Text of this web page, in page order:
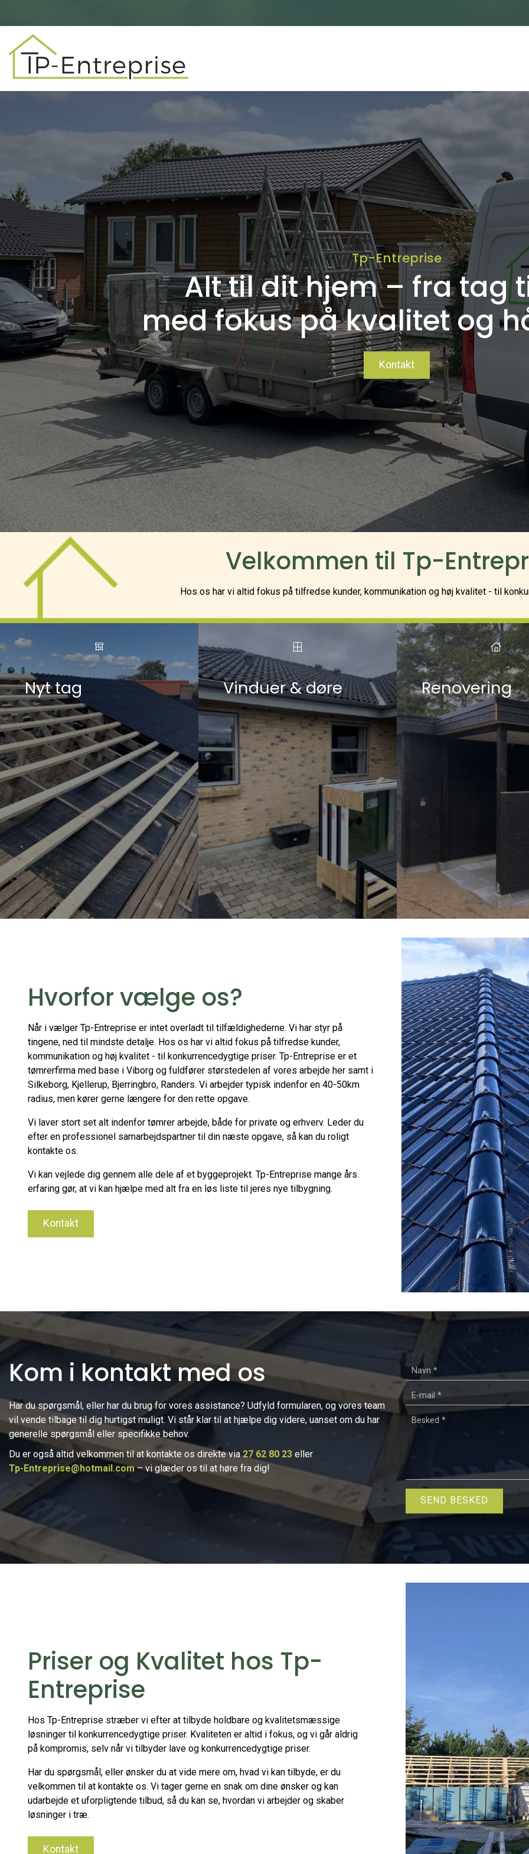
hovedindhold
Tp-Entreprise
Alt til dit hjem – fra tag
med fokus på kvalitet og
Kontakt
Velkommen til Tp-
Hos os har vi altid fokus på tilfredse kunder, kommunikation og høj kvalitet - til
Nyt tag Vinduer & døre Renovering
Hvorfor vælge os?
Når i vælger Tp-Entreprise er intet overladt til tilfældighederne. Vi har styr på
tingene, ned til mindste detalje. Hos os har vi altid fokus på tilfredse kunder,
kommunikation og høj kvalitet - til konkurrencedygtige priser. Tp-Entreprise er et
tømrerfirma med base i Viborg og fuldfører størstedelen af vores arbejde her samt i
Silkeborg, Kjellerup, Bjerringbro, Randers. Vi arbejder typisk indenfor en 40-50km
radius, men kører gerne længere for den rette opgave.
Vi laver stort set alt indenfor tømrer arbejde, både for private og erhverv. Leder du
efter en professionel samarbejdspartner til din næste opgave, så kan du roligt
kontakte os.
Vi kan vejlede dig gennem alle dele af et byggeprojekt. Tp-Entreprise mange års
erfaring gør, at vi kan hjælpe med alt fra en løs liste til jeres nye tilbygning.
Kontakt
Kom i kontakt med os
Har du spørgsmål, eller har du brug for vores assistance? Udfyld formularen, og vores team
vil vende tilbage til dig hurtigst muligt. Vi står klar til at hjælpe dig videre, uanset om du har
generelle spørgsmål eller specifikke behov.
Du er også altid velkommen til at kontakte os direkte via27 62 80 23 eller
Tp-Entreprise@hotmail.com– vi glæder os til at høre fra dig!
Priser og Kvalitet hos Tp-
Entreprise
Hos Tp-Entreprise stræber vi efter at tilbyde holdbare og kvalitetsmæssige
løsninger til konkurrencedygtige priser. Kvaliteten er altid i fokus, og vi går aldrig
på kompromis, selv når vi tilbyder lave og konkurrencedygtige priser.
Har du spørgsmål, eller ønsker du at vide mere om, hvad vi kan tilbyde, er du
velkommen til at kontakte os. Vi tager gerne en snak om dine ønsker og kan
udarbejde et uforpligtende tilbud, så du kan se, hvordan vi arbejder og skaber
løsninger i træ.
Kontakt